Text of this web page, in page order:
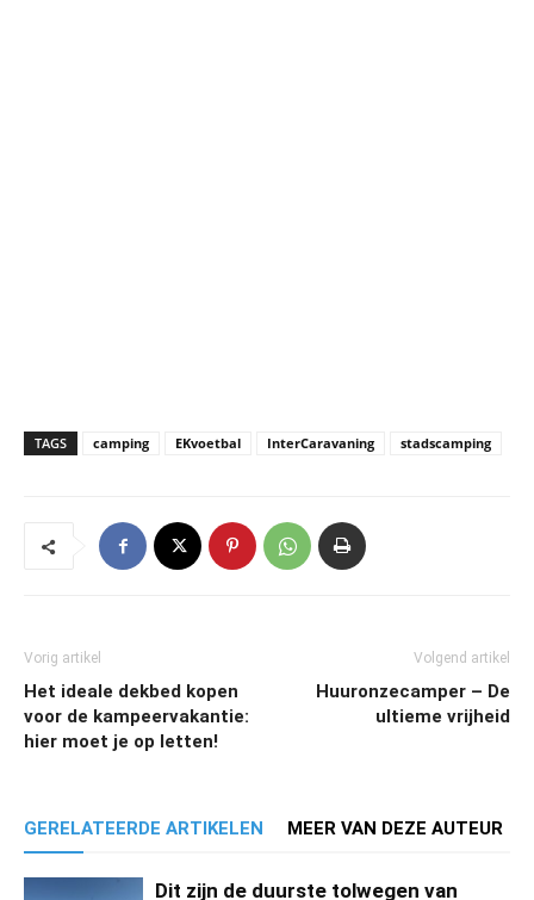
TAGS camping EKvoetbal InterCaravaning stadscamping
Vorig artikel
Het ideale dekbed kopen
voor de kampeervakantie:
hier moet je op letten!
Volgend artikel
Huuronzecamper – De
ultieme vrijheid
GERELATEERDE ARTIKELEN MEER VAN DEZE AUTEUR
Dit zijn de duurste tolwegen van